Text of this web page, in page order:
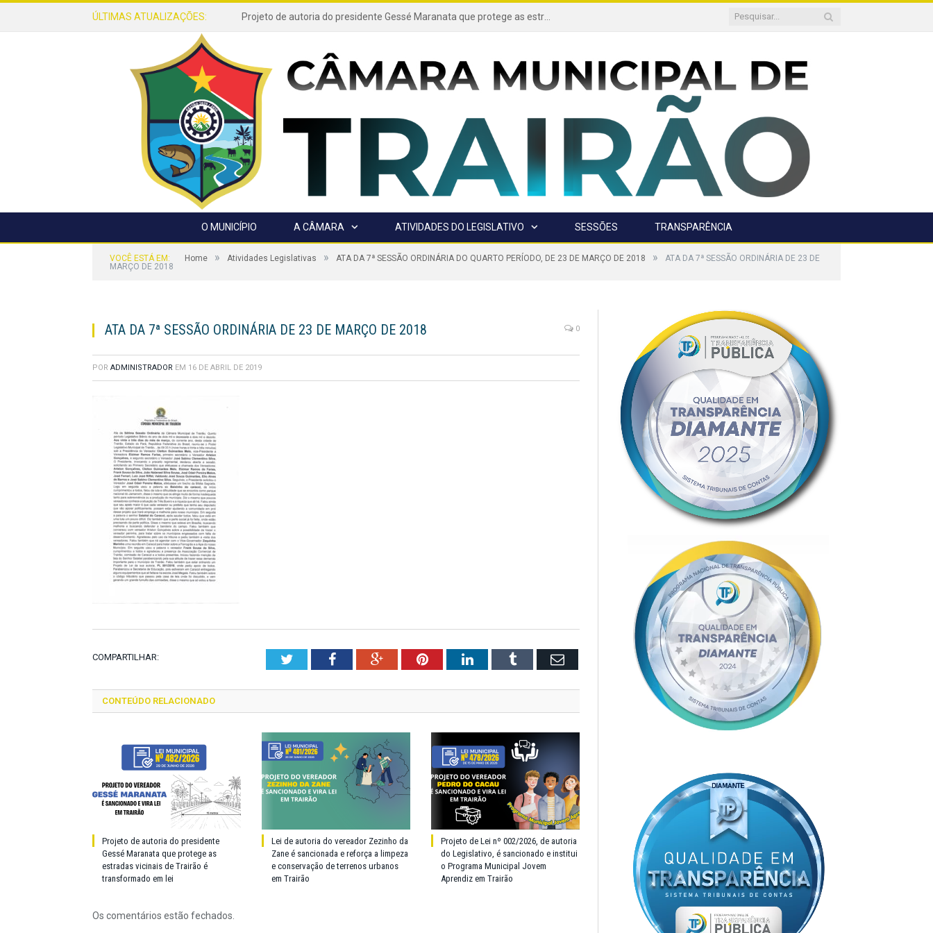
ÚLTIMAS ATUALIZAÇÕES: Projeto de autoria do presidente Gessé Maranata que protege as estradas vicinais de Trairão é transformado em lei
O MUNICÍPIO A CÂMARA ATIVIDADES DO LEGISLATIVO SESSÕES TRANSPARÊNCIA
VOCÊ ESTÁ EM: Home » Atividades Legislativas » ATA DA 7ª SESSÃO ORDINÁRIA DO QUARTO PERÍODO, DE 23 DE MARÇO DE 2018 »
ATA DA 7ª SESSÃO ORDINÁRIA DE 23 DE
MARÇO DE 2018
ATA DA 7ª SESSÃO ORDINÁRIA DE 23 DE MARÇO DE 2018 0
POR ADMINISTRADOR EM 16 DE ABRIL DE 2019
COMPARTILHAR: TwitterFacebookGoogle+PinterestLinkedInTumblr Email
CONTEÚDO RELACIONADO
Projeto de autoria do presidente
Gessé Maranata que protege as
estradas vicinais de Trairão é
transformado em lei
Lei de autoria do vereador Zezinho da
Zane é sancionada e reforça a limpeza
e conservação de terrenos urbanos
em Trairão
Projeto de Lei nº 002/2026, de autoria
do Legislativo, é sancionado e institui
o Programa Municipal Jovem
Aprendiz em Trairão
Os comentários estão fechados.